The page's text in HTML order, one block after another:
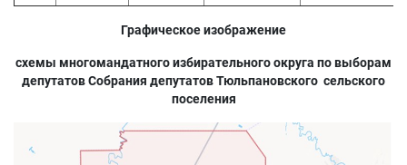
Графическое изображение
схемы многомандатного избирательного округа по выборам
депутатов Собрания депутатов Тюльпановского сельского
поселения